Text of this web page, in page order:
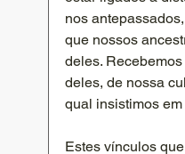
nos
que nossos
deles.
deles, de nossa
qual insistimos em
Estes vínculos